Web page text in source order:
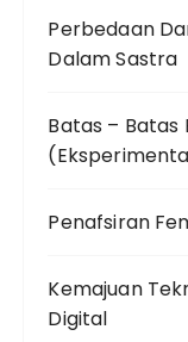
Perbedaan
Dalam Sastra
Batas – Batas
Penafsiran
Kemajuan
Digital